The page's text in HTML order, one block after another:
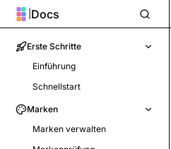
Docs
Erste Schritte
Einführung
Schnellstart
Marken
Marken verwalten